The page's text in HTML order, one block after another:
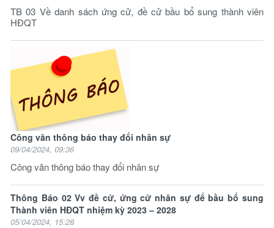
TB 03 Về danh sách ứng cử, đề cử bầu bổ sung thành viên
HĐQT
Công văn thông báo thay đổi nhân sự
09/04/2024, 09:36
Công văn thông báo thay đổi nhân sự
Thông Báo 02 Vv đề cử, ứng cử nhân sự để bầu bổ sung
Thành viên HĐQT nhiệm kỳ 2023 – 2028
05/04/2024, 15:28